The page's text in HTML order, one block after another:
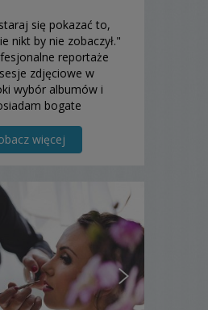
się pokazać to,
nikt by nie zobaczył."
reportaże
zdjęciowe w
wybór albumów i
bogate
całej Polski.
Na pewno
więcej